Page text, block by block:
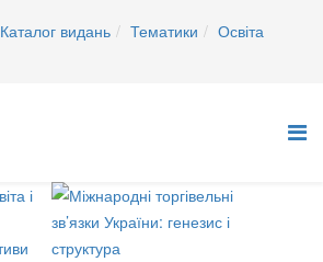
Каталог видань Тематики Освіта